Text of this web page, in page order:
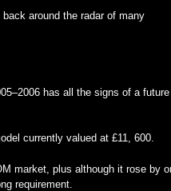
around the radar of many
has all the signs of a future
currently valued at £11, 600.
market, plus although it rose by
requirement.